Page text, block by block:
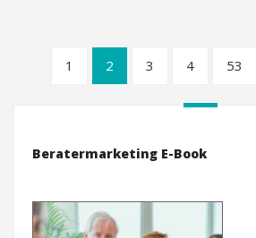
1 2 3 4 53
Beratermarketing E-Book